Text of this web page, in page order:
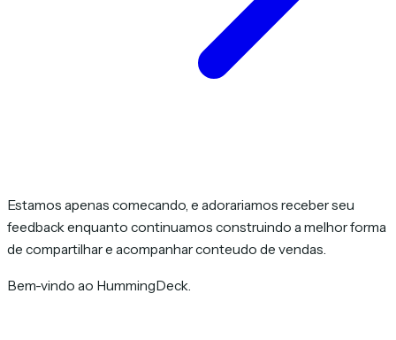
Estamos apenas comecando, e adorariamos receber seu
feedback enquanto continuamos construindo a melhor forma
de compartilhar e acompanhar conteudo de vendas.
Bem-vindo ao HummingDeck.